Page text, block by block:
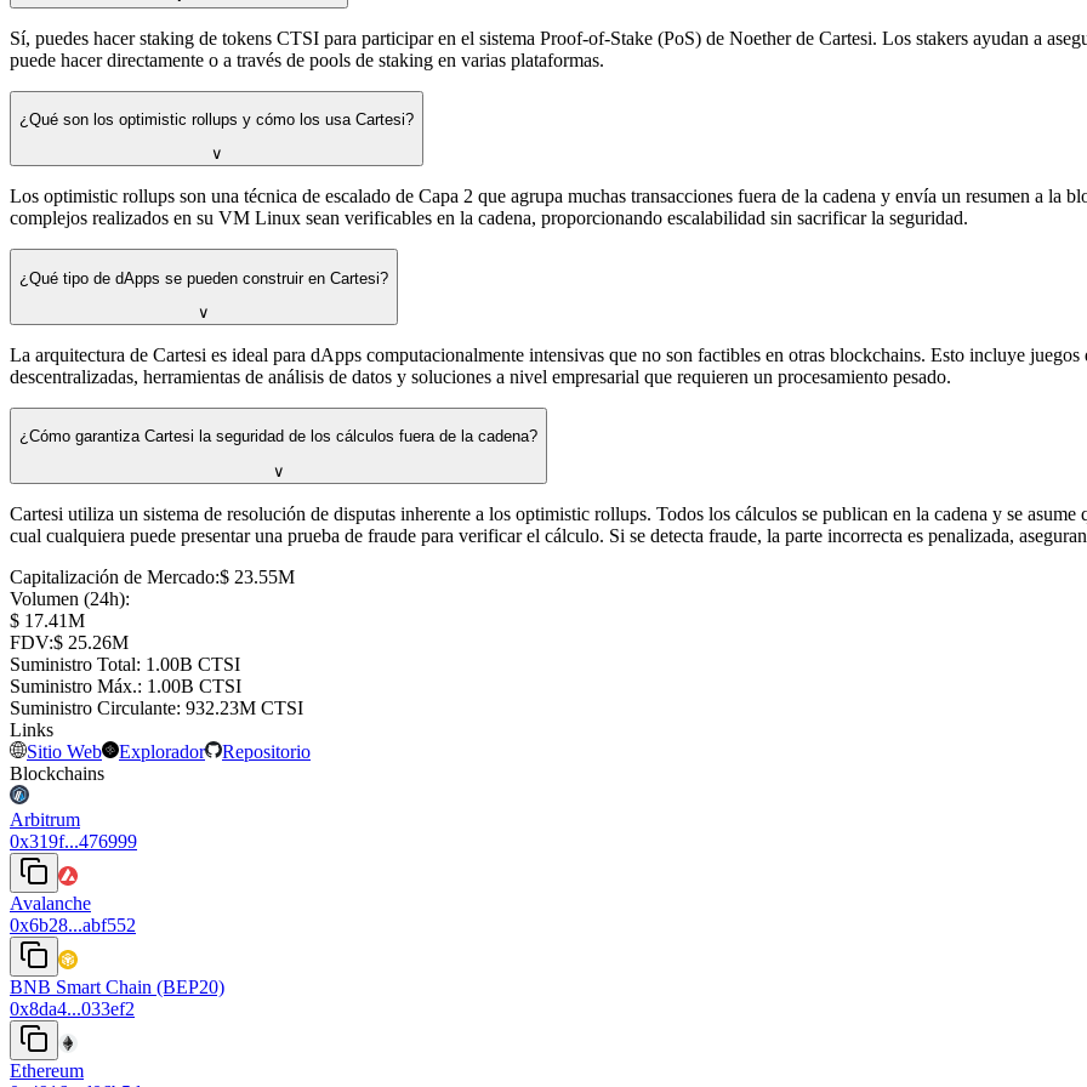
Sí, puedes hacer staking de tokens CTSI para participar en el sistema Proof-of-Stake (PoS) de Noether de Cartesi. Los stakers ayudan a
puede hacer directamente o a través de pools de staking en varias plataformas.
¿Qué son los optimistic rollups y cómo los usa Cartesi?
∨
Los optimistic rollups son una técnica de escalado de Capa 2 que agrupa muchas transacciones fuera de la cadena y envía un resumen a la
complejos realizados en su VM Linux sean verificables en la cadena, proporcionando escalabilidad sin sacrificar la seguridad.
¿Qué tipo de dApps se pueden construir en Cartesi?
∨
La arquitectura de Cartesi es ideal para dApps computacionalmente intensivas que no son factibles en otras blockchains. Esto incluye
descentralizadas, herramientas de análisis de datos y soluciones a nivel empresarial que requieren un procesamiento pesado.
¿Cómo garantiza Cartesi la seguridad de los cálculos fuera de la cadena?
∨
Cartesi utiliza un sistema de resolución de disputas inherente a los optimistic rollups. Todos los cálculos se publican en la cadena y se
cual cualquiera puede presentar una prueba de fraude para verificar el cálculo. Si se detecta fraude, la parte incorrecta es penalizada,
Capitalización de Mercado:⁦$⁩ 23.55M
Volumen (24h):
⁦$⁩ 17.41M
FDV:⁦$⁩ 25.26M
Suministro Total: ⁦⁩ 1.00B CTSI
Suministro Máx.: ⁦⁩ 1.00B CTSI
Suministro Circulante: ⁦⁩ 932.23M CTSI
Links
Sitio Web
Explorador
Repositorio
Blockchains
Arbitrum
0x319f...476999
Avalanche
0x6b28...abf552
BNB Smart Chain (BEP20)
0x8da4...033ef2
Ethereum